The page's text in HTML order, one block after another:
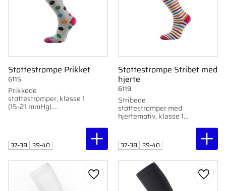
Støttestrømpe Prikket
Prikkede
støttestrømper, klasse 1
(15-21 mmHg).
ældre.
6115
37-38 39-40
Støttestrømpe Stribet med
hjerte
Stribede
støttestrømper med
hjertemotiv, klasse 1
optimal blodcirkulation.
Perfekt til gravide og
6119
37-38 39-40
Gem som favorit Gem